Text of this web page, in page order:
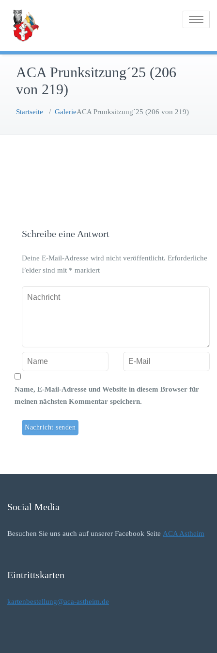
springen
Toggle
ACA Prunksitzung´25 (206
von 219)
Startseite / GalerieACA Prunksitzung´25 (206 von 219)
Schreibe eine Antwort
Deine E-Mail-Adresse wird nicht veröffentlicht. Erforderliche
Felder sind mit * markiert
Name, E-Mail-Adresse und Website in diesem Browser für
meinen nächsten Kommentar speichern.
Social Media
Besuchen Sie uns auch auf unserer Facebook Seite ACA Astheim
Eintrittskarten
kartenbestellung@aca-astheim.de